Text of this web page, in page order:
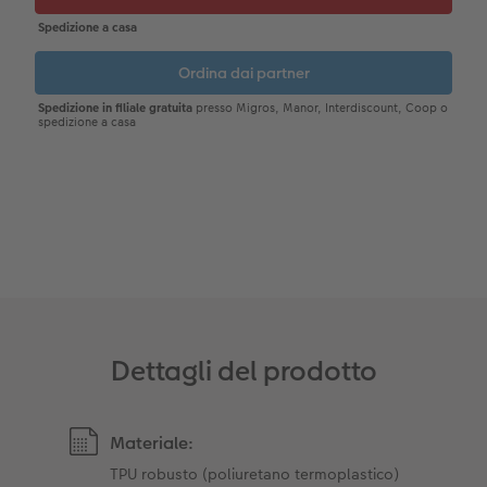
CEWE myPhotos
Accessori
Consigli decorazione murale
CEWE myPhotos
Barattolo per croccantini con foto
Novità
Dettagli del prodotto
Materiale:
TPU robusto (poliuretano termoplastico)